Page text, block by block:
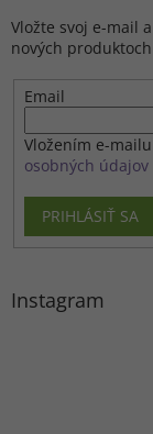
Vložte svoj e-mail
nových
Email
Vložením e-
osobných údajov
PRIHLÁSIŤ SA
Instagram